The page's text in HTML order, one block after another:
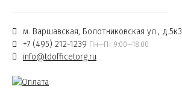
м. Варшавская, Болотниковская ул., д.5к3
+7 (495) 212-1239 Пн—Пт 9:00—18:00
info@tdofficetorg.ru